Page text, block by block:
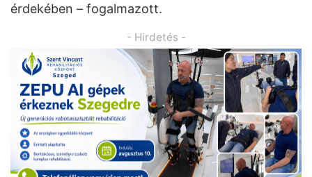
érdekében – fogalmazott.
- Hirdetés -